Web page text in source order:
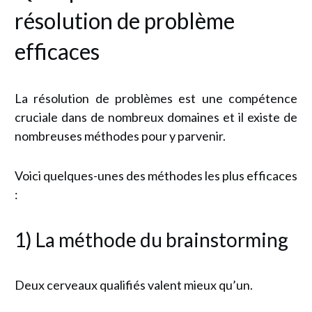
résolution de problème
efficaces
La résolution de problèmes est une compétence
cruciale dans de nombreux domaines et il existe de
nombreuses méthodes pour y parvenir.
Voici quelques-unes des méthodes les plus efficaces
:
1) La méthode du brainstorming
Deux cerveaux qualifiés valent mieux qu’un.